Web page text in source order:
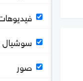
سوشيال
صور